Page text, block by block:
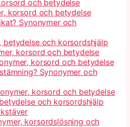
och betydelse
korsord och betydelse
Synonymer och
betydelse och korsordshjälp
korsord och betydelse
korsord och betydelse
Synonymer och
korsord och betydelse
och korsordshjälp
korsordslösning och